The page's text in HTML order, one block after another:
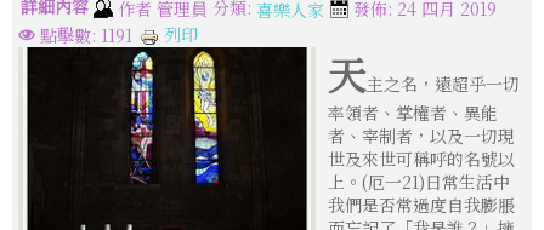
詳細內容 作者 管理員 分類: 喜樂人家
發佈: 24 四月 2019
點擊數: 1191
列印
天主之名，遠超乎一切
率領者、掌權者、異能
者、宰制者，以及一切現
世及來世可稱呼的名號以
上。(厄一21)日常生活中
我們是否常過度自我膨脹